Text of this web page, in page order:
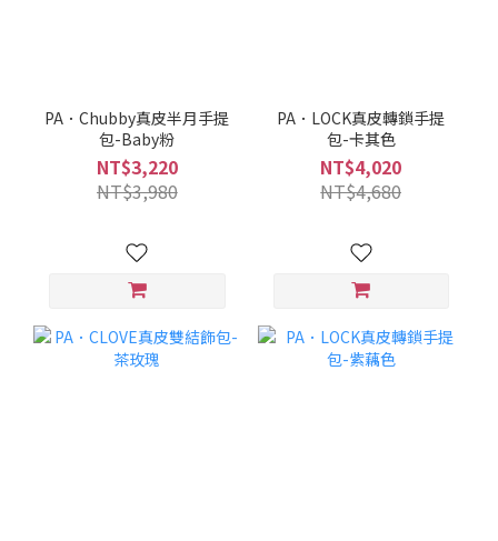
PA．Chubby真皮半月手提
包-Baby粉
NT$3,220
NT$3,980
PA．LOCK真皮轉鎖手提
包-卡其色
NT$4,020
NT$4,680